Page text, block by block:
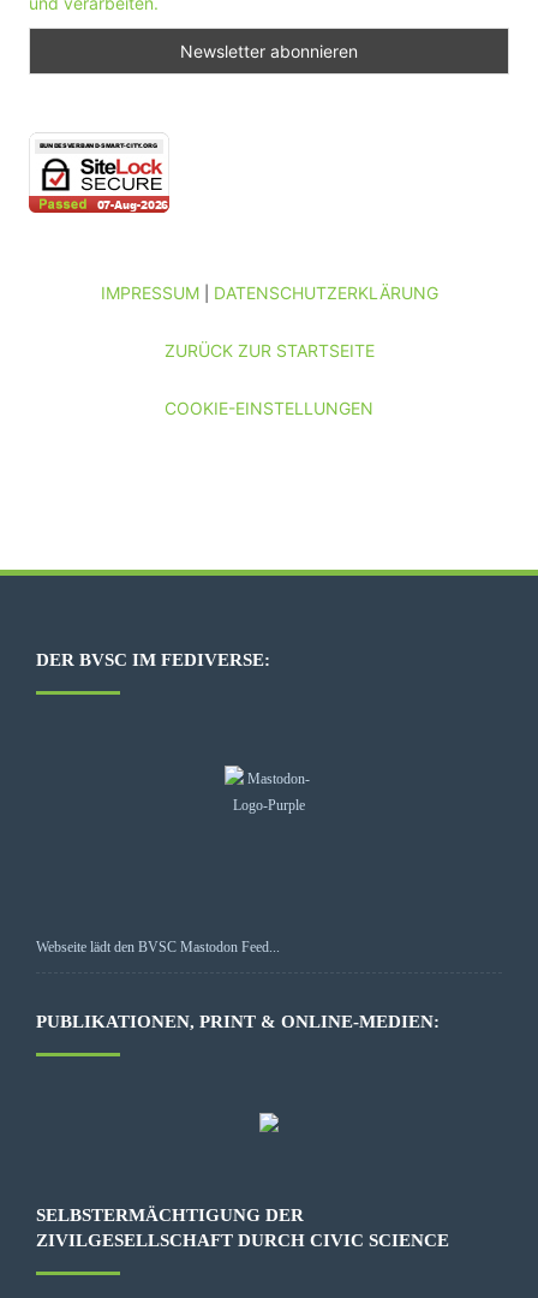
IMPRESSUM| DATENSCHUTZERKLÄRUNG
ZURÜCK ZUR STARTSEITE
COOKIE-EINSTELLUNGEN
DER BVSC IM FEDIVERSE:
Webseite lädt den BVSC Mastodon Feed...
PUBLIKATIONEN, PRINT & ONLINE-MEDIEN:
SELBSTERMÄCHTIGUNG DER
ZIVILGESELLSCHAFT DURCH CIVIC SCIENCE